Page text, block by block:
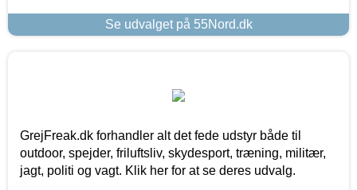
Se udvalget på 55Nord.dk
GrejFreak.dk forhandler alt det fede udstyr både til
outdoor, spejder, friluftsliv, skydesport, træning, militær,
jagt, politi og vagt. Klik her for at se deres udvalg.